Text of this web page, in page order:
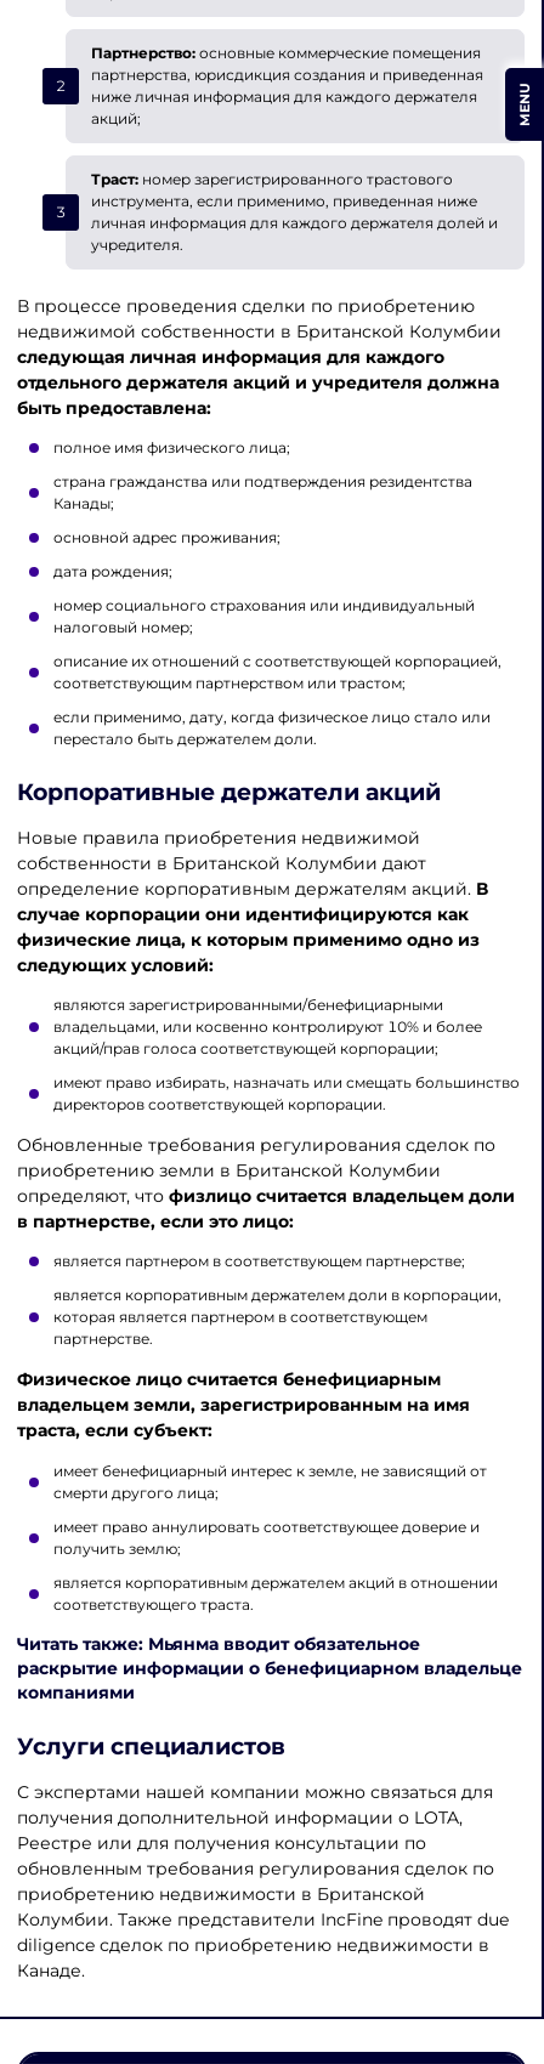
Партнерство: основные коммерческие помещения
партнерства, юрисдикция создания и приведенная
ниже личная информация для каждого держателя
акций;
Траст: номер зарегистрированного трастового
инструмента, если применимо, приведенная ниже
личная информация для каждого держателя долей и
учредителя.
В процессе проведения сделки по приобретению
недвижимой собственности в Британской Колумбии
следующая личная информация для каждого
отдельного держателя акций и учредителя должна
быть предоставлена:
полное имя физического лица;
страна гражданства или подтверждения резидентства
Канады;
основной адрес проживания;
дата рождения;
номер социального страхования или индивидуальный
налоговый номер;
описание их отношений с соответствующей корпорацией,
соответствующим партнерством или трастом;
если применимо, дату, когда физическое лицо стало или
перестало быть держателем доли.
Корпоративные держатели акций
Новые правила приобретения недвижимой
собственности в Британской Колумбии дают
определение корпоративным держателям акций. В
случае корпорации они идентифицируются как
физические лица, к которым применимо одно из
следующих условий:
являются зарегистрированными/бенефициарными
владельцами, или косвенно контролируют 10% и более
акций/прав голоса соответствующей корпорации;
имеют право избирать, назначать или смещать большинство
директоров соответствующей корпорации.
Обновленные требования регулирования сделок по
приобретению земли в Британской Колумбии
определяют, что физлицо считается владельцем доли
в партнерстве, если это лицо:
является партнером в соответствующем партнерстве;
является корпоративным держателем доли в корпорации,
которая является партнером в соответствующем
партнерстве.
Физическое лицо считается бенефициарным
владельцем земли, зарегистрированным на имя
траста, если субъект:
имеет бенефициарный интерес к земле, не зависящий от
смерти другого лица;
имеет право аннулировать соответствующее доверие и
получить землю;
является корпоративным держателем акций в отношении
соответствующего траста.
Читать также: Мьянма вводит обязательное
раскрытие информации о бенефициарном владельце
компаниями
Услуги специалистов
С экспертами нашей компании можно связаться для
получения дополнительной информации о LOTA,
Реестре или для получения консультации по
обновленным требования регулирования сделок по
приобретению недвижимости в Британской
Колумбии. Также представители IncFine проводят due
diligence сделок по приобретению недвижимости в
Канаде.
MENU